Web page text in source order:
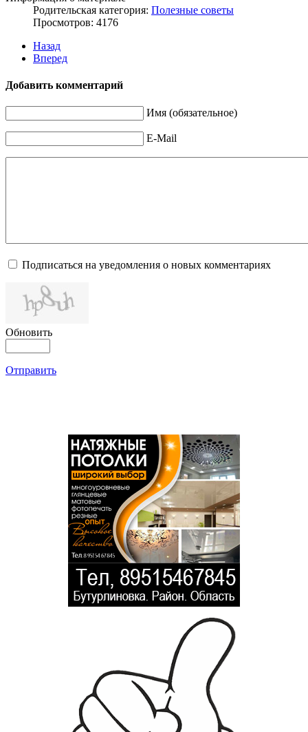
Родительская категория: Полезные советы
Просмотров: 4176
Назад
Вперед
Добавить комментарий
Имя (обязательное)
E-Mail
Подписаться на уведомления о новых комментариях
Обновить
Отправить